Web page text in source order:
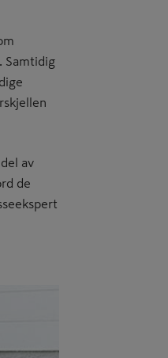
Samtidig
av
de